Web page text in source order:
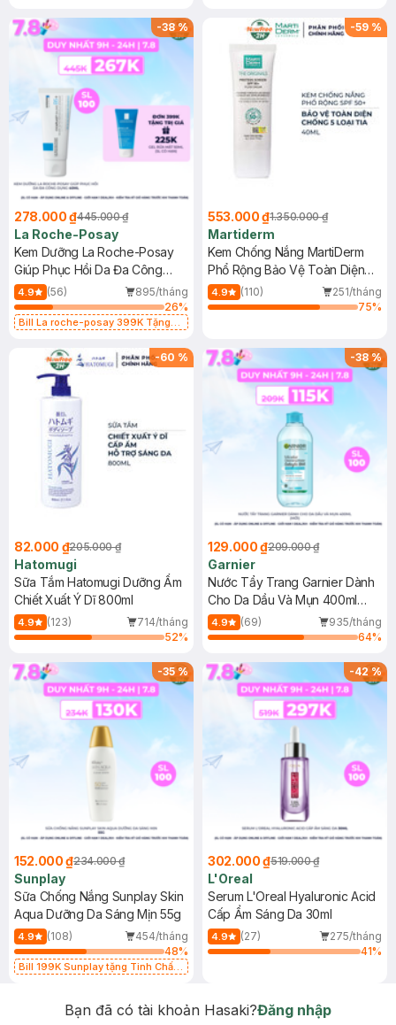
-38%
278.000 ₫445.000 ₫
La Roche-Posay
Kem Dưỡng La Roche-Posay
Giúp Phục Hồi Da Đa Công
Dụng 40ml
4.9 (56)
895/tháng
26%
Bill La roche-posay 399K Tặng
(SL có hạn)
-59 %
553.000 ₫1.350.000 ₫
Martiderm
Kem Chống Nắng MartiDerm
Phổ Rộng Bảo Vệ Toàn Diện
40ml
4.9 (110)
251/tháng
75%
-60 %
82.000 ₫205.000 ₫
Hatomugi
Sữa Tắm Hatomugi Dưỡng Ẩm
Chiết Xuất Ý Dĩ 800ml
4.9 (123)
714/tháng
52%
-38%
129.000 ₫209.000 ₫
Garnier
Nước Tẩy Trang Garnier Dành
Cho Da Dầu Và Mụn 400ml
(Mới)
4.9 (69)
935/tháng
64%
-35%
152.000 ₫234.000 ₫
Sunplay
Sữa Chống Nắng Sunplay Skin
Aqua Dưỡng Da Sáng Mịn 55g
4.9 (108)
454/tháng
48%
Bill 199K Sunplay tặng Tinh Chất
-42%
302.000 ₫519.000 ₫
L'Oreal
Serum L'Oreal Hyaluronic Acid
Cấp Ẩm Sáng Da 30ml
4.9 (27)
275/tháng
41%
Bạn đã có tài khoản Hasaki?Đăng nhập